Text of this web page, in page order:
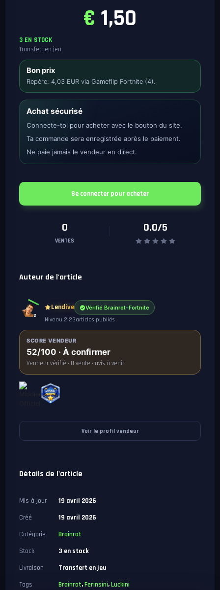
€ 1,50
3 EN STOCK
Transfert en jeu
Bon prix
Repère: 4,03 EUR via Gameflip Fortnite (4).
Achat sécurisé
Connecte-toi pour acheter avec le bouton du site.
Ta commande sera enregistrée après le paiement.
Ne paie jamais le vendeur en direct.
Se connecter pour acheter
0
VENTES
0.0/5
Auteur de l'article
2
Lendive Vérifié Brainrot-Fortnite
Niveau 2•23articles publiés
SCORE VENDEUR
52/100 · À confirmer
Vendeur vérifié · 0 vente · avis à venir
Voir le profil vendeur
Détails de l'article
Mis à jour
19 avril 2026
Créé
19 avril 2026
Catégorie
Brainrot
Stock
3 en stock
Livraison
Transfert en jeu
Tags
Brainrot,Ferinsini,Luckini